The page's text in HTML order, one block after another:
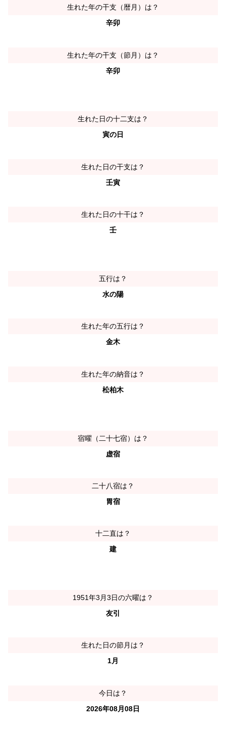
生れた年の干支（暦月）は？
辛卯
生れた年の干支（節月）は？
辛卯
生れた日の十二支は？
寅の日
生れた日の干支は？
壬寅
生れた日の十干は？
壬
五行は？
水の陽
生れた年の五行は？
金木
生れた年の納音は？
松柏木
宿曜（二十七宿）は？
虚宿
二十八宿は？
胃宿
十二直は？
建
1951年3月3日の六曜は？
友引
生れた日の節月は？
1月
今日は？
2026年08月08日